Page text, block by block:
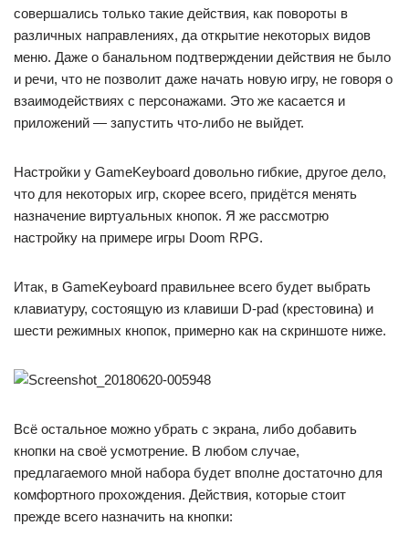
совершались только такие действия, как повороты в
различных направлениях, да открытие некоторых видов
меню. Даже о банальном подтверждении действия не было
и речи, что не позволит даже начать новую игру, не говоря о
взаимодействиях с персонажами. Это же касается и
приложений — запустить что-либо не выйдет.
Настройки у GameKeyboard довольно гибкие, другое дело,
что для некоторых игр, скорее всего, придётся менять
назначение виртуальных кнопок. Я же рассмотрю
настройку на примере игры Doom RPG.
Итак, в GameKeyboard правильнее всего будет выбрать
клавиатуру, состоящую из клавиши D-pad (крестовина) и
шести режимных кнопок, примерно как на скриншоте ниже.
Всё остальное можно убрать с экрана, либо добавить
кнопки на своё усмотрение. В любом случае,
предлагаемого мной набора будет вполне достаточно для
комфортного прохождения. Действия, которые стоит
прежде всего назначить на кнопки: